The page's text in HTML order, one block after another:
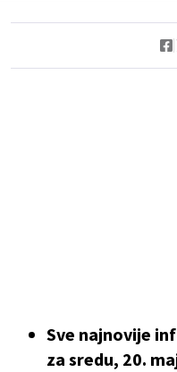
Sve najnovije
za sredu, 20.